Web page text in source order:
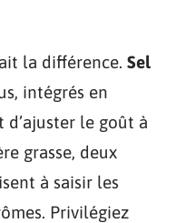
la différence. Sel
intégrés en
le goût à
grasse, deux
à saisir les
Privilégiez